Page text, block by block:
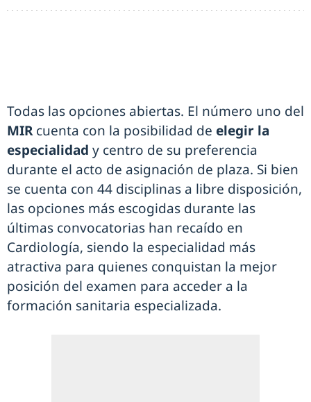
Todas las opciones abiertas. El número uno del
MIRcuenta con la posibilidad de elegir la
especialidad y centro de su preferencia
durante el acto de asignación de plaza. Si bien
se cuenta con 44 disciplinas a libre disposición,
las opciones más escogidas durante las
últimas convocatorias han recaído en
Cardiología, siendo la especialidad más
atractiva para quienes conquistan la mejor
posición del examen para acceder a la
formación sanitaria especializada.